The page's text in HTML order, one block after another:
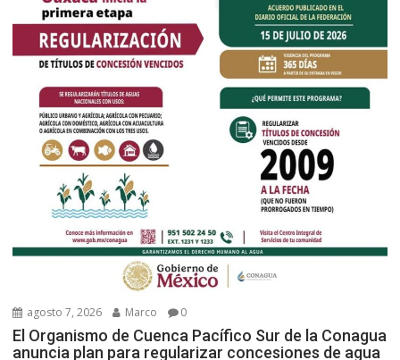
agosto 7, 2026 Marco 0
El Organismo de Cuenca Pacífico Sur de la Conagua
anuncia plan para regularizar concesiones de agua